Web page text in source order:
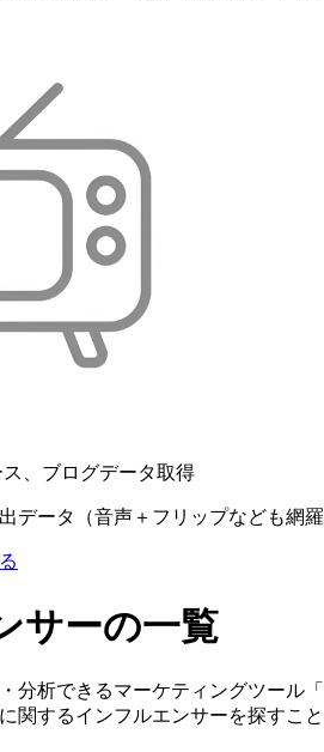
、ブログデータ取得
データ（音声＋フリップなども網
サーの一覧
分析できるマーケティングツール「
関するインフルエンサーを探すこと